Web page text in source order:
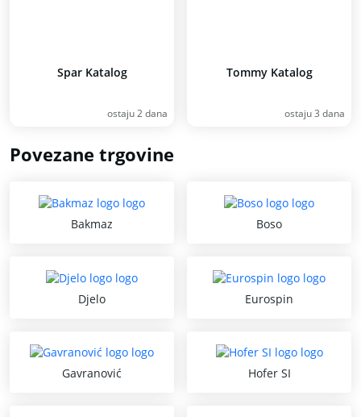
Spar Katalog
ostaju 2 dana
Tommy Katalog
ostaju 3 dana
Povezane trgovine
Bakmaz Boso
Djelo Eurospin
Gavranović Hofer SI